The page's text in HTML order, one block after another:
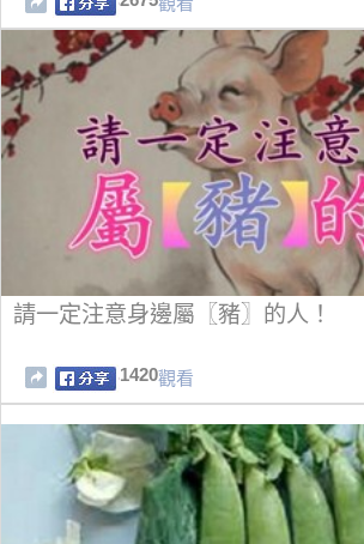
請一定注意身邊屬〖豬〗的人！
1420觀看